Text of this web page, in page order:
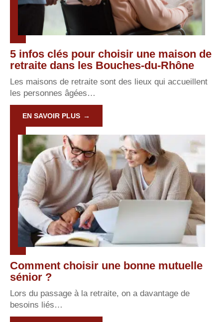
5 infos clés pour choisir une maison de
retraite dans les Bouches-du-Rhône
Les maisons de retraite sont des lieux qui accueillent
les personnes âgées…
EN SAVOIR PLUS
Comment choisir une bonne mutuelle
sénior ?
Lors du passage à la retraite, on a davantage de
besoins liés…